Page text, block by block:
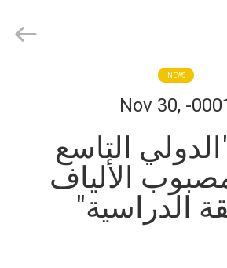
NEWS
Nov 30, -
التاسع
الألياف
الدراسية"